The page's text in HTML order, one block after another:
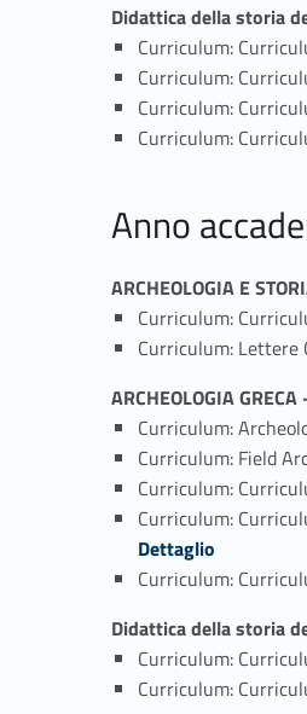
Didattica della storia
Curriculum:
Curriculum:
Curriculum:
Curriculum:
Anno
ARCHEOLOGIA E
Curriculum:
Curriculum: Lettere
ARCHEOLOGIA
Curriculum:
Curriculum: Field
Curriculum:
Curriculum:
Dettaglio
Curriculum:
Didattica della storia
Curriculum:
Curriculum: